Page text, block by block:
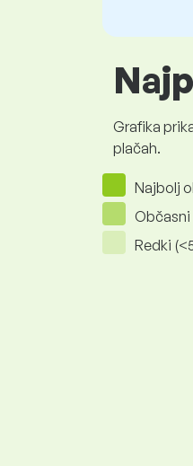
Grafika
plačah.
Najbolj
Občasni
Redki